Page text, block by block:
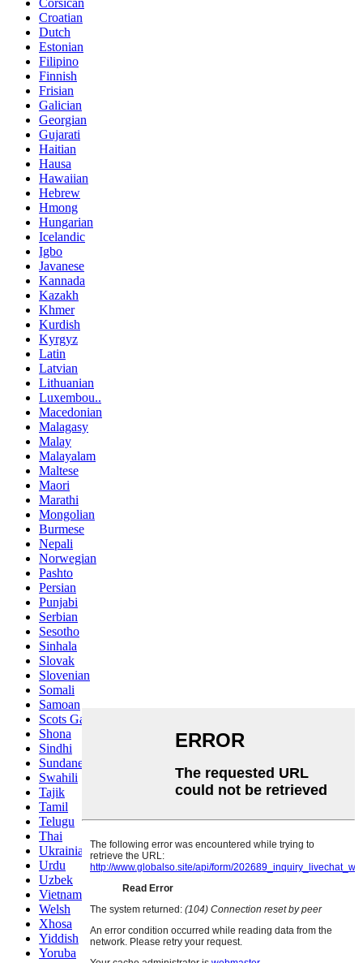
Corsican
Croatian
Dutch
Estonian
Filipino
Finnish
Frisian
Galician
Georgian
Gujarati
Haitian
Hausa
Hawaiian
Hebrew
Hmong
Hungarian
Icelandic
Igbo
Javanese
Kannada
Kazakh
Khmer
Kurdish
Kyrgyz
Latin
Latvian
Lithuanian
Luxembou..
Macedonian
Malagasy
Malay
Malayalam
Maltese
Maori
Marathi
Mongolian
Burmese
Nepali
Norwegian
Pashto
Persian
Punjabi
Serbian
Sesotho
Sinhala
Slovak
Slovenian
Somali
Samoan
Scots Gaelic
Shona
Sindhi
Sundanese
Swahili
Tajik
Tamil
Telugu
Thai
Ukrainian
Urdu
Uzbek
Vietnamese
Welsh
Xhosa
Yiddish
Yoruba